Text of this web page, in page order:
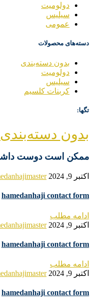
دولومیت
سیلیس
عمومی
دسته‌های محصولات
بدون دسته‌بندی
دولومیت
سیلیس
کربنات کلسیم
تگها:
بدون دسته‌بندی
ممکن است دوست
اکتبر 9, 2024
hamedanhaji contact form
ادامه مطلب
اکتبر 9, 2024
hamedanhaji contact form
ادامه مطلب
اکتبر 9, 2024
hamedanhaji contact form